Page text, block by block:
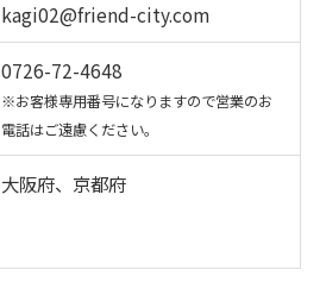
kagi02@friend-city.com
0726-72-4648
※お客様専用番号になりますので営業のお
電話はご遠慮ください。
大阪府、京都府